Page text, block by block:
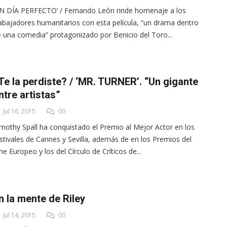
DÍA PERFECTO’ / Fernando León rinde homenaje a los
humanitarios con esta película, “un drama dentro
una comedia” protagonizado por Benicio del Toro...
la perdiste? / ‘MR. TURNER’. “Un gigante
artistas”
Jul 16, 2015 00
Spall ha conquistado el Premio al Mejor Actor en los
de Cannes y Sevilla, además de en los Premios del
Europeo y los del Círculo de Críticos de...
la mente de Riley
Jul 14, 2015 00